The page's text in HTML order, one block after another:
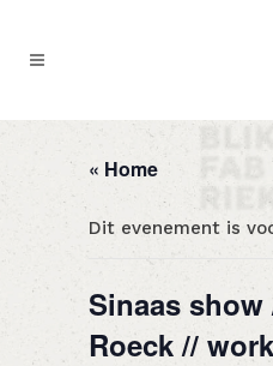
« Home
Dit evenement is
Sinaas
Roeck //